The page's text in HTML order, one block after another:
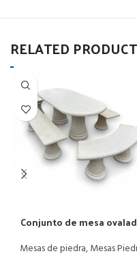
RELATED
Conjunto de mesa
Mesas de piedra,Mesas